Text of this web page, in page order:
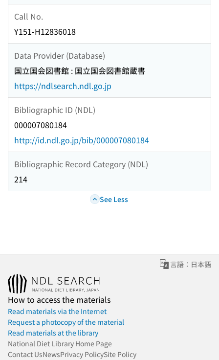
Call No.
Y151-H12836018
Data Provider (Database)
国立国会図書館 : 国立国会図書館蔵書
https://ndlsearch.ndl.go.jp
Bibliographic ID (NDL)
000007080184
http://id.ndl.go.jp/bib/000007080184
Bibliographic Record Category (NDL)
214
See Less
言語：日本語
How to access the materials
Read materials via the Internet
Request a photocopy of the material
Read materials at the library
National Diet Library Home Page
Contact UsNewsPrivacy PolicySite Policy